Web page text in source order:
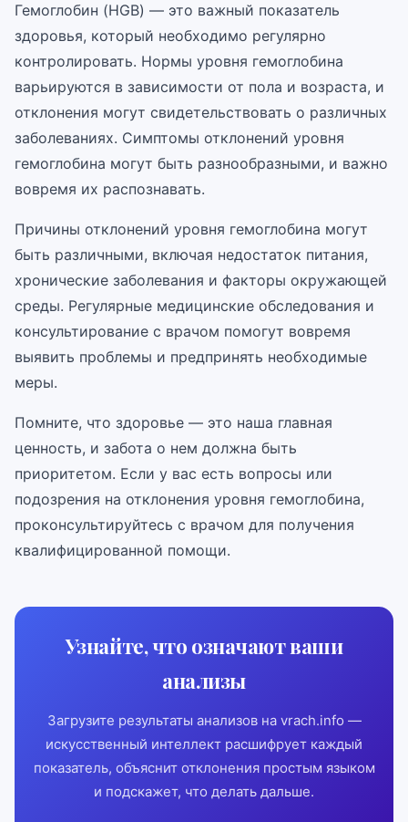
Гемоглобин (HGB) — это важный показатель
здоровья, который необходимо регулярно
контролировать. Нормы уровня гемоглобина
варьируются в зависимости от пола и возраста, и
отклонения могут свидетельствовать о различных
заболеваниях. Симптомы отклонений уровня
гемоглобина могут быть разнообразными, и важно
вовремя их распознавать.
Причины отклонений уровня гемоглобина могут
быть различными, включая недостаток питания,
хронические заболевания и факторы окружающей
среды. Регулярные медицинские обследования и
консультирование с врачом помогут вовремя
выявить проблемы и предпринять необходимые
меры.
Помните, что здоровье — это наша главная
ценность, и забота о нем должна быть
приоритетом. Если у вас есть вопросы или
подозрения на отклонения уровня гемоглобина,
проконсультируйтесь с врачом для получения
квалифицированной помощи.
Узнайте, что означают ваши
анализы
Загрузите результаты анализов на vrach.info —
искусственный интеллект расшифрует каждый
показатель, объяснит отклонения простым языком
и подскажет, что делать дальше.